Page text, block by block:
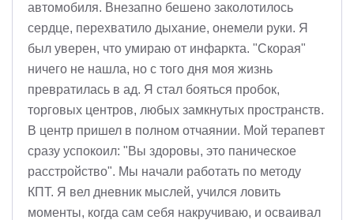
автомобиля. Внезапно бешено заколотилось
сердце, перехватило дыхание, онемели руки. Я
был уверен, что умираю от инфаркта. "Скорая"
ничего не нашла, но с того дня моя жизнь
превратилась в ад. Я стал бояться пробок,
торговых центров, любых замкнутых пространств.
В центр пришел в полном отчаянии. Мой терапевт
сразу успокоил: "Вы здоровы, это паническое
расстройство". Мы начали работать по методу
КПТ. Я вел дневник мыслей, учился ловить
моменты, когда сам себя накручиваю, и осваивал